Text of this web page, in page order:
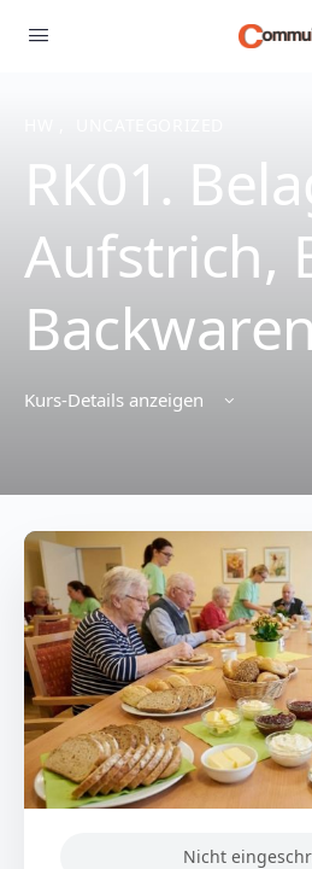
RK01.
Aufstrich,
Backwaren
Kurs-Details anzeigen
Nicht